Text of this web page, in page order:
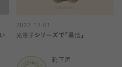
2023.12.01
光電子シリーズで「温活」
靴下屋